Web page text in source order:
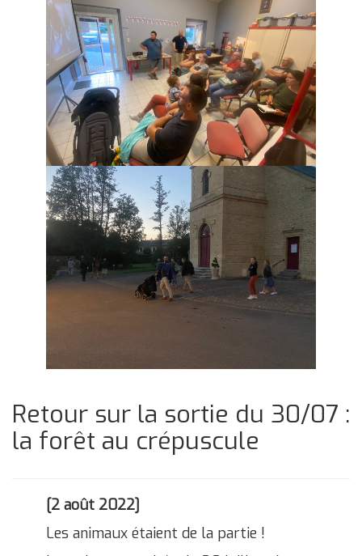
Retour sur la sortie du 30/07 :
la forêt au crépuscule
[2 août 2022]
Les animaux étaient de la partie !